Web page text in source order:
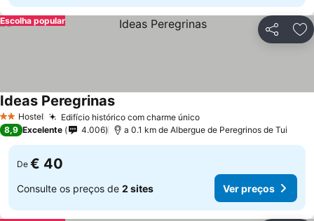
Partilhar
Escolha popular
2 Estrelas
Hostel Edifício histórico com charme único
Ideas Peregrinas
8,9 Excelente 4.006 a 0.1 km de Albergue de Peregrinos de Tui
De € 40
Consulte os preços de 2 sites Ver preços